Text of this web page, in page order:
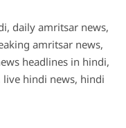
daily amritsar news,
amritsar news,
headlines in hindi,
hindi news, hindi